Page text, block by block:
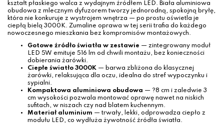
kształt płaskiego walca z wydajnym źródłem LED. Biała aluminiowa
obudowa z mlecznym dyfuzorem tworzy jednorodną, spokojną bryłę,
która nie konkuruje z wystrojem wnętrza — po prostu oświetla je
ciepłą bielą 3000K. Zumaline oprawa w tej serii trafia do każdego
nowoczesnego mieszkania bez kompromisów montażowych.
Gotowe źródło światła w zestawie — zintegrowany moduł
LED 5W emituje 516 lm od chwili montażu, bez konieczności
dobierania żarówki.
Ciepłe światło 3000K — barwa zbliżona do klasycznej
żarówki, relaksująca dla oczu, idealna do stref wypoczynku i
sypialni.
Kompaktowa aluminiowa obudowa — ?8 cm i zaledwie 3
cm wysokości pozwala montować oprawę nawet na niskich
sufitach, w niszach czy nad blatem kuchennym.
Materiał aluminium — trwały, lekki, odprowadza ciepło z
modułu LED, co wydłuża żywotność źródła światła.